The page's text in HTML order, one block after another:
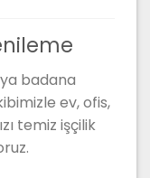
badana
ev, ofis,
temiz işçilik